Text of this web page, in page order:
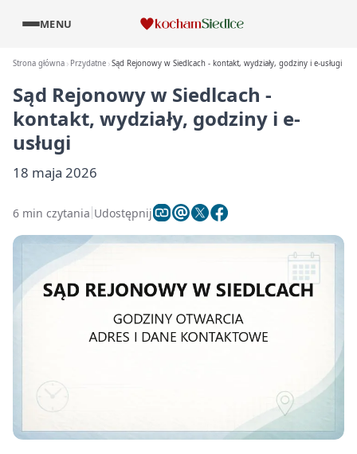
MENU
Strona główna Przydatne Sąd Rejonowy w Siedlcach - kontakt, wydziały, godziny i e-usługi
Sąd Rejonowy w Siedlcach -
kontakt, wydziały, godziny i e-
usługi
18 maja 2026
6 min czytania Udostępnij